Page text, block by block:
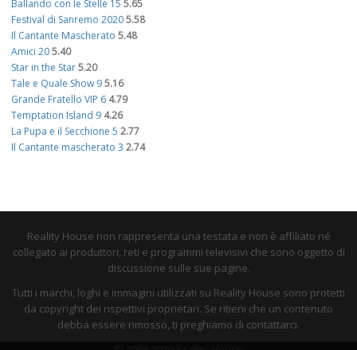
Ballando con le Stelle 15 5.65
Festival di Sanremo 20205.58
Il Cantante Mascherato 5.48
Amici 205.40
Star in the Star5.20
Tale e Quale Show 95.16
Grande Fratello VIP 6 4.79
Temptation Island 9 4.26
La Pupa e il Secchione 5 2.77
Il Cantante mascherato 3 2.74
Reality House non rappresenta una testata e non è affiliato né
collegato ai produttori, reti e programmi televisivi che sono oggetto di
discussione sulle sue pagine.
Tutti i marchi, loghi e immagini utilizzati su Reality House sono protetti
da copyright dei rispettivi proprietari. Se ritieni che un contenuto
debba essere rimosso, ti preghiamo di contattarci.